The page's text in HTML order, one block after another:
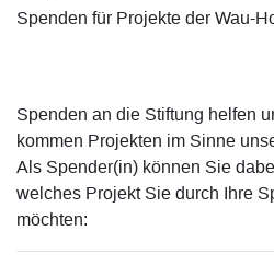
Spenden für Projekte der Wau-
Spenden an die Stiftung helfen
kommen Projekten im Sinne
Als Spender(in) können Sie
welches Projekt Sie durch Ihre
möchten: